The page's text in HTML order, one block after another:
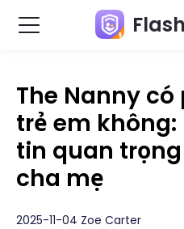
The Nanny
trẻ em
tin quan
cha mẹ
2025-11-04 Zoe Carter